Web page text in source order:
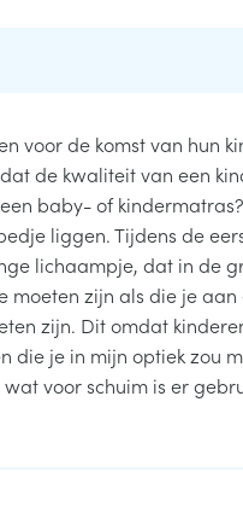
voor de komst van hun
de kwaliteit van een
baby- of kindermatras?
liggen. Tijdens de
lichaampje, dat in de
zijn als die je
zijn. Dit omdat
die je in mijn optiek zou
voor schuim is er